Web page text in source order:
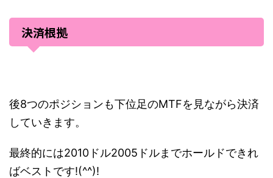
決済根拠
後8つのポジションも下位足のMTFを見ながら決済
していきます。
最終的には2010ドル2005ドルまでホールドできれ
ばベストです!(^^)!